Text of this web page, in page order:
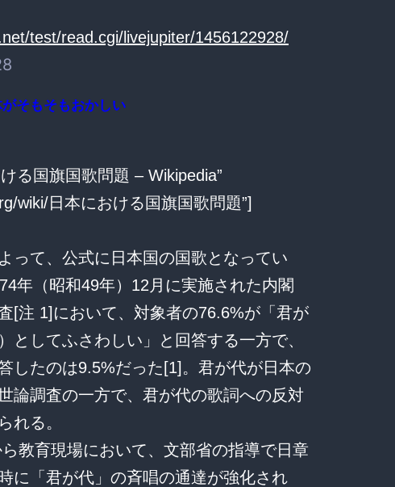
test/read.cgi/livejupiter/1456122928/
そもそもおかしい
る国旗国歌問題 – Wikipedia”
wiki/日本における国旗国歌問題”]
って、公式に日本国の国歌となってい
年（昭和49年）12月に実施された内閣
[注 1]において、対象者の76.6%が「君が
としてふさわしい」と回答する一方で、
したのは9.5%だった[1]。君が代が日本の
論調査の一方で、君が代の歌詞への反対
れる。
教育現場において、文部省の指導で日章
に「君が代」の斉唱の通達が強化され